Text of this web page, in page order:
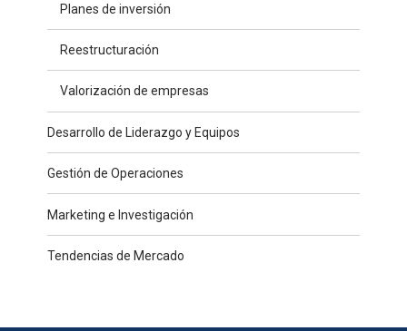
Planes de inversión
Reestructuración
Valorización de empresas
Desarrollo de Liderazgo y Equipos
Gestión de Operaciones
Marketing e Investigación
Tendencias de Mercado